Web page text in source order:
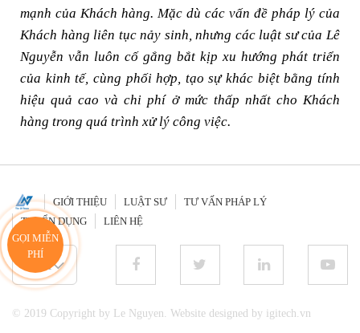
mạnh của Khách hàng. Mặc dù các vấn đề pháp lý của
Khách hàng liên tục nảy sinh, nhưng các luật sư của Lê
Nguyễn vẫn luôn cố gắng bắt kịp xu hướng phát triển
của kinh tế, cùng phối hợp, tạo sự khác biệt bằng tính
hiệu quả cao và chi phí ở mức thấp nhất cho Khách
hàng trong quá trình xử lý công việc.
© 2019 Copyright by Le Nguyen. Website designed by igitech.vn
VI
GIỚI THIỆU LUẬT SƯ
TƯ VẤN PHÁP LÝ
TUYỂN DỤNG
LIÊN HỆ
GỌI MIỄN
PHÍ